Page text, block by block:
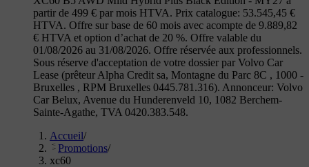
partir de 499 € par mois HTVA. Prix catalogue: 53.545,45 €
HTVA. Offre sur base de 60 mois avec acompte de 9.889,82
€ HTVA et option d’achat de 20 %. Offre valable du
01/08/2026 au 31/08/2026. Offre réservée aux professionnels.
Sous réserve d'acceptation de votre dossier par Volvo Car
Lease (prêteur Alpha Credit sa, Montagne du Parc 8C , 1000 -
Bruxelles , RPM Bruxelles 0445.781.316). Annonceur: Volvo
Car Belux, Avenue du Hunderenveld 10, 1082 Berchem-
Sainte-Agathe, TVA 0420.383.548.
Accueil/
Promotions/
xc60